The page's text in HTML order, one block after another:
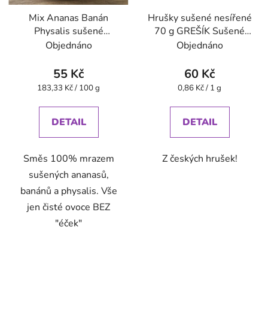
Mix Ananas Banán
Physalis sušené
mrazem 30 g VitaCup
Objednáno
55 Kč
Měrná
183,33 Kč / 100 g
DETAIL
Směs 100% mrazem
sušených ananasů,
banánů a physalis. Vše
jen čisté ovoce BEZ
"éček"
Hrušky sušené nesířené
70 g GREŠÍK Sušené
ovoce
Objednáno
60 Kč
Měrná
0,86 Kč / 1 g
DETAIL
Z českých hrušek!